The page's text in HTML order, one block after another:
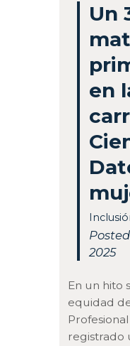
Un
en
2025
En un hito
equidad
registrado